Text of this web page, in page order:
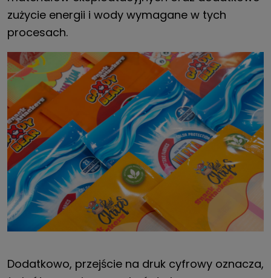
zużycie energii i wody wymagane w tych
procesach.
Dodatkowo, przejście na druk cyfrowy oznacza,